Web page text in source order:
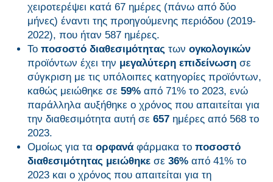
χειροτερέψει κατά 67 ημέρες (πάνω από δύο
μήνες) έναντι της προηγούμενης περιόδου (2019-
2022), που ήταν 587 ημέρες.
Το ποσοστό διαθεσιμότητας των ογκολογικών
προϊόντων έχει την μεγαλύτερη επιδείνωση σε
σύγκριση με τις υπόλοιπες κατηγορίες προϊόντων,
καθώς μειώθηκε σε 59% από 71% το 2023, ενώ
παράλληλα αυξήθηκε ο χρόνος που απαιτείται για
την διαθεσιμότητα αυτή σε 657 ημέρες από 568 το
2023.
Ομοίως για τα ορφανά φάρμακα το ποσοστό
διαθεσιμότητας μειώθηκε σε 36% από 41% το
2023 και ο χρόνος που απαιτείται για τη